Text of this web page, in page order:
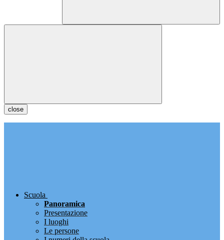
close
Scuola
Panoramica
Presentazione
I luoghi
Le persone